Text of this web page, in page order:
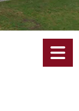
Menu